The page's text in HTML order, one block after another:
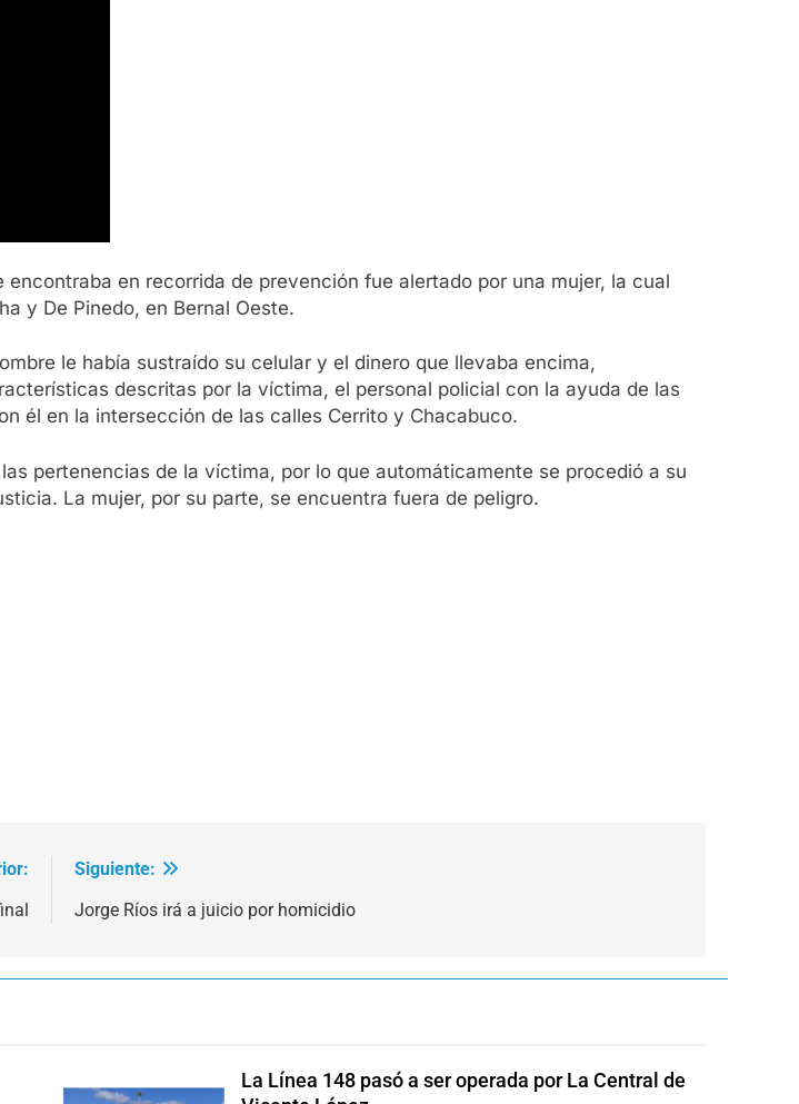
en recorrida de prevención fue alertado por una mujer, la cual
y De Pinedo, en Bernal Oeste.
le había sustraído su celular y el dinero que llevaba encima,
descritas por la víctima, el personal policial con la ayuda de las
él en la intersección de las calles Cerrito y Chacabuco.
pertenencias de la víctima, por lo que automáticamente se procedió a su
La mujer, por su parte, se encuentra fuera de peligro.
Siguiente:
Jorge Ríos irá a juicio por homicidio
La Línea 148 pasó a ser operada por La Central de